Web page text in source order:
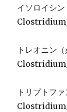
イソロイシ
Clostridium
トレオニン
Clostridium
トリプトフ
Clostridium